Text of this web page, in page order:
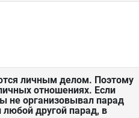
личным делом. Поэтому
отношениях. Если
не организовывал парад
другой парад, в